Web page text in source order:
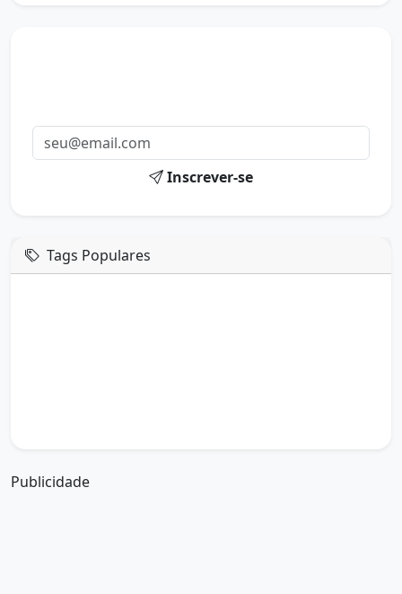
Inscrever-se
Tags Populares
Publicidade